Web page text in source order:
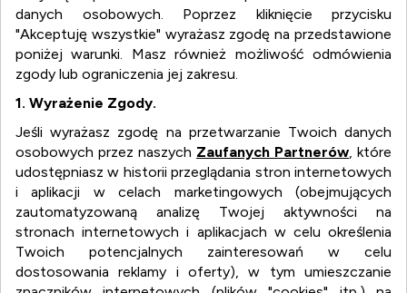
danych osobowych. Poprzez kliknięcie przycisku
"Akceptuję wszystkie" wyrażasz zgodę na przedstawione
poniżej warunki. Masz również możliwość odmówienia
zgody lub ograniczenia jej zakresu.
1. Wyrażenie Zgody.
Jeśli wyrażasz zgodę na przetwarzanie Twoich danych
osobowych przez naszych Zaufanych Partnerów, które
udostępniasz w historii przeglądania stron internetowych
i aplikacji w celach marketingowych (obejmujących
zautomatyzowaną analizę Twojej aktywności na
stronach internetowych i aplikacjach w celu określenia
Twoich potencjalnych zainteresowań w celu
dostosowania reklamy i oferty), w tym umieszczanie